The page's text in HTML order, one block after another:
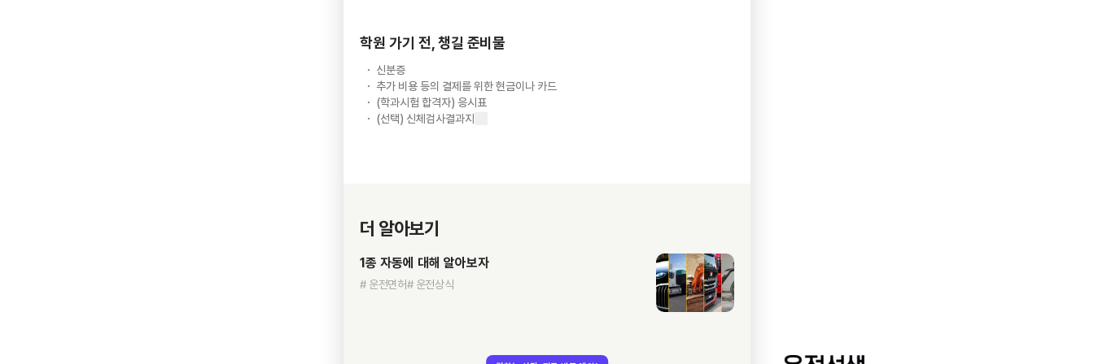
학원 가기 전, 챙길 준비물
신분증
추가 비용 등의 결제를 위한 현금이나 카드
(학과시험 합격자) 응시표
(선택) 신체검사결과지
더 알아보기
1종 자동에 대해 알아보자
# 운전면허# 운전상식